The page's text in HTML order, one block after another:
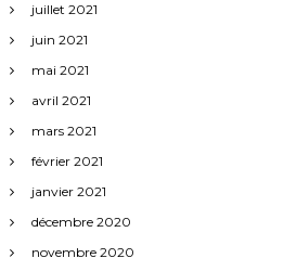
juillet 2021
juin 2021
mai 2021
avril 2021
mars 2021
février 2021
janvier 2021
décembre 2020
novembre 2020